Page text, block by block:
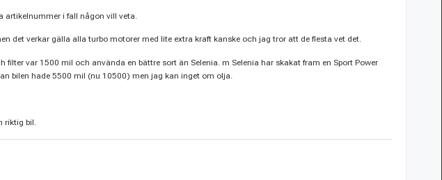
artikelnummer i fall någon vill veta.
det verkar gälla alla turbo motorer med lite extra kraft kanske och jag tror att de flesta vet det.
var 1500 mil och använda en bättre sort än Selenia. m Selenia har skakat fram en Sport Power
bilen hade 5500 mil (nu 10500) men jag kan inget om olja.
bil.